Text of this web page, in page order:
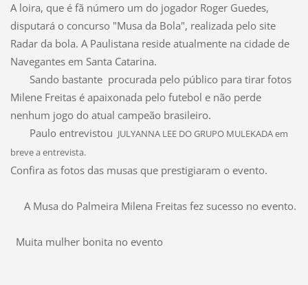
A loira, que é fã número um do jogador Roger Guedes,
disputará o concurso "Musa da Bola", realizada pelo site
Radar da bola. A Paulistana reside atualmente na cidade de
Navegantes em Santa Catarina.
Sando bastante procurada pelo público para tirar fotos
Milene Freitas é apaixonada pelo futebol e não perde
nenhum jogo do atual campeão brasileiro.
Paulo entrevistou JULYANNA LEE DO GRUPO MULEKADA em
breve a entrevista.
Confira as fotos das musas que prestigiaram o evento.
A Musa do Palmeira Milena Freitas fez sucesso no evento.
Muita mulher bonita no evento